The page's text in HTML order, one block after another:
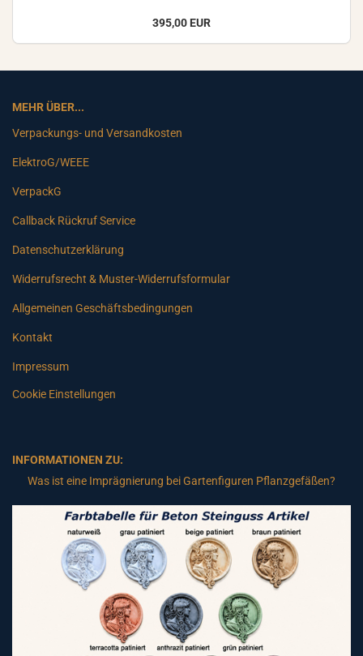
395,00 EUR
MEHR ÜBER...
Verpackungs- und Versandkosten
ElektroG/WEEE
VerpackG
Callback Rückruf Service
Datenschutzerklärung
Widerrufsrecht & Muster-Widerrufsformular
Allgemeinen Geschäftsbedingungen
Kontakt
Impressum
Cookie Einstellungen
INFORMATIONEN ZU:
Was ist eine Imprägnierung bei Gartenfiguren Pflanzgefäßen?